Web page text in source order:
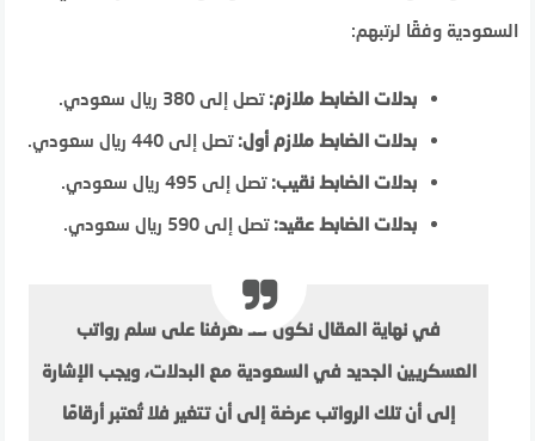
السعودية وفقًا لرتبهم:
بدلات الضابط ملازم:تصل إلى 380 ريال سعودي.
بدلات الضابط ملازم أول:تصل إلى 440 ريال سعودي.
بدلات الضابط نقيب:تصل إلى 495 ريال سعودي.
بدلات الضابط عقيد:تصل إلى 590 ريال سعودي.
في نهاية المقال نكون قد تعرفنا على سلم رواتب
العسكريين الجديد في السعودية مع البدلات، ويجب الإشارة
إلى أن تلك الرواتب عرضة إلى أن تتغير فلا تُعتبر أرقامًا